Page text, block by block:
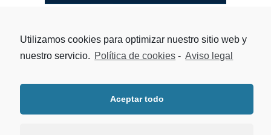
180,00€/ mes durante 10 meses y una cuota de
registro de 360,00
Contratar
Utilizamos cookies para optimizar nuestro sitio web y
nuestro servicio. Política de cookies - Aviso legal
Aceptar todo